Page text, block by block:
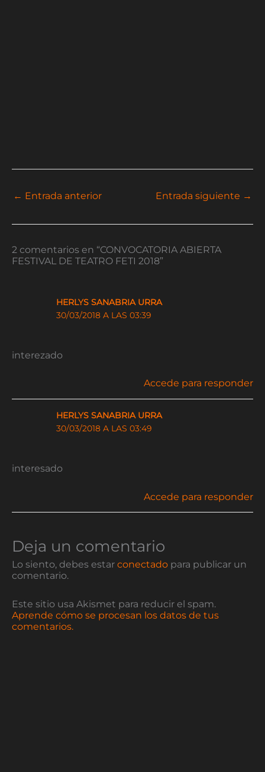
← Entrada anterior Entrada siguiente →
2 comentarios en “CONVOCATORIA ABIERTA
FESTIVAL DE TEATRO FETI 2018”
HERLYS SANABRIA URRA
30/03/2018 A LAS 03:39
interezado
Accede para responder
HERLYS SANABRIA URRA
30/03/2018 A LAS 03:49
interesado
Accede para responder
Deja un comentario
Lo siento, debes estar conectado para publicar un
comentario.
Este sitio usa Akismet para reducir el spam.
Aprende cómo se procesan los datos de tus
comentarios.